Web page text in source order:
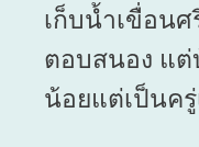
เก็บน้ำเขื่อน
ตอบสนอง แต่
น้อยแต่เป็นค